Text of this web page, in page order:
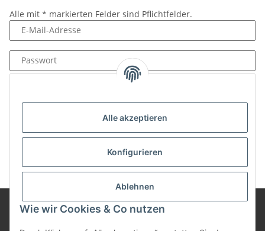
Alle akzeptieren
Konfigurieren
Ablehnen
Wie wir Cookies & Co nutzen
Alle mit * markierten Felder sind Pflichtfelder.
E-Mail-Adresse
Passwort
Neu hier?Jetzt registrieren!